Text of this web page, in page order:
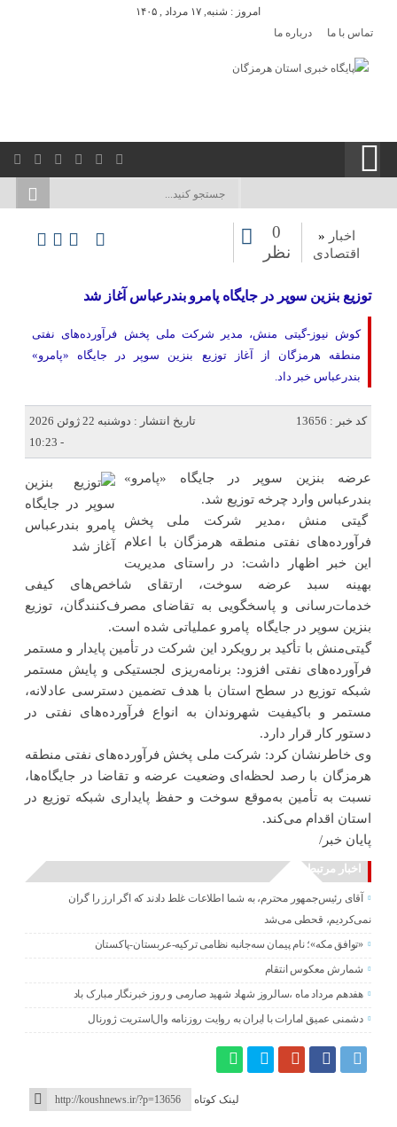
امروز : شنبه, ۱۷ مرداد , ۱۴۰۵
تماس با ما
درباره ما
اخبار «
اقتصادی
0
نظر
توزیع بنزین سوپر در جایگاه پامرو بندرعباس آغاز شد
کوش نیوز-گیتی منش، مدیر شرکت ملی پخش فرآورده‌های نفتی
منطقه هرمزگان از آغاز توزیع بنزین سوپر در جایگاه «پامرو»
بندرعباس خبر داد.
کد خبر : 13656
تاریخ انتشار : دوشنبه 22 ژوئن 2026
- 10:23
عرضه بنزین سوپر در جایگاه «پامرو»
بندرعباس وارد چرخه توزیع شد.
گیتی منش ،مدیر شرکت ملی پخش
فرآورده‌های نفتی منطقه هرمزگان با اعلام
این خبر اظهار داشت: در راستای مدیریت
بهینه سبد عرضه سوخت، ارتقای شاخص‌های کیفی
خدمات‌رسانی و پاسخگویی به تقاضای مصرف‌کنندگان، توزیع
بنزین سوپر در جایگاه پامرو عملیاتی شده است.
گیتی‌منش با تأکید بر رویکرد این شرکت در تأمین پایدار و مستمر
فرآورده‌های نفتی افزود: برنامه‌ریزی لجستیکی و پایش مستمر
شبکه توزیع در سطح استان با هدف تضمین دسترسی عادلانه،
مستمر و باکیفیت شهروندان به انواع فرآورده‌های نفتی در
دستور کار قرار دارد.
وی خاطرنشان کرد: شرکت ملی پخش فرآورده‌های نفتی منطقه
هرمزگان با رصد لحظه‌ای وضعیت عرضه و تقاضا در جایگاه‌ها،
نسبت به تأمین به‌موقع سوخت و حفظ پایداری شبکه توزیع در
استان اقدام می‌کند.
پایان خبر/
اخبار مرتبط
آقای رئیس‌جمهور محترم، به شما اطلاعات غلط دادند که اگر ارز را گران
نمی‌کردیم، قحطی می‌شد
«توافق مکه»؛ نام پیمان سه‌جانبه نظامی ترکیه-عربستان-پاکستان
شمارش معکوس انتقام
هفدهم مرداد ماه ،سالروز شهاد شهید صارمی و روز خبرنگار مبارک باد
دشمنی عمیق امارات با ایران به روایت روزنامه وال‌استریت ژورنال
لینک کوتاه